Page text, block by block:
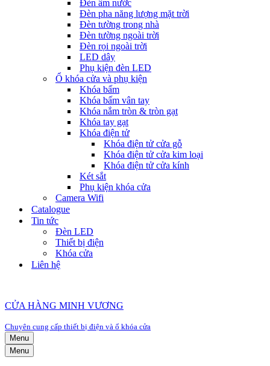
Đèn âm nước
Đèn pha năng lượng mặt trời
Đèn tường trong nhà
Đèn tường ngoài trời
Đèn rọi ngoài trời
LED dây
Phụ kiện đèn LED
Ổ khóa cửa và phụ kiện
Khóa bấm
Khóa bấm vân tay
Khóa nắm tròn & tròn gạt
Khóa tay gạt
Khóa điện tử
Khóa điện tử cửa gỗ
Khóa điện tử cửa kim loại
Khóa điện tử cửa kính
Két sắt
Phụ kiện khóa cửa
Camera Wifi
Catalogue
Tin tức
Đèn LED
Thiết bị điện
Khóa cửa
Liên hệ
CỬA HÀNG MINH VƯƠNG
Chuyên cung cấp thiết bị điện và ổ khóa cửa
Menu
Menu